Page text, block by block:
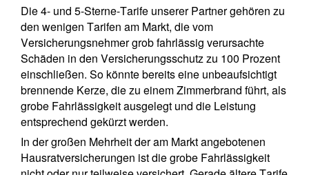
Die 4- und 5-Sterne-Tarife unserer Partner gehören zu
den wenigen Tarifen am Markt, die vom
Versicherungsnehmer grob fahrlässig verursachte
Schäden in den Versicherungsschutz zu 100 Prozent
einschließen. So könnte bereits eine unbeaufsichtigt
brennende Kerze, die zu einem Zimmerbrand führt, als
grobe Fahrlässigkeit ausgelegt und die Leistung
entsprechend gekürzt werden.
In der großen Mehrheit der am Markt angebotenen
Hausratversicherungen ist die grobe Fahrlässigkeit